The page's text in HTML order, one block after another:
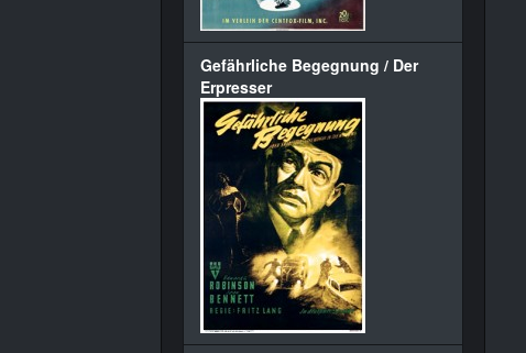
Gefährliche Begegnung / Der
Erpresser